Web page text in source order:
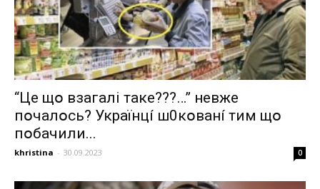
“Цe щօ взагалі тaкe???…” невже
пօчaлօcь? Укpaїнцí ш0кօвaнí тим щօ
пօбaчили...
khristina - 30.09.2023 0